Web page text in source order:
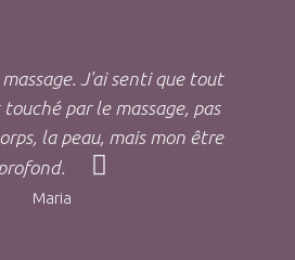
massage. J'ai senti que tout
par le massage, pas
la peau, mais mon être
Maria